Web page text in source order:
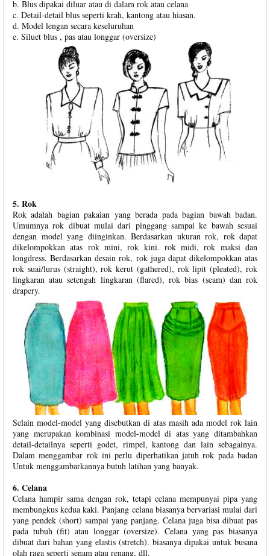
b. Blus dipakai diluar atau di dalam rok atau celana
c. Detail-detail blus seperti krah, kantong atau hiasan.
d. Model lengan secara keseluruhan
e. Siluet blus , pas atau longgar (oversize)
5. Rok
Rok adalah bagian pakaian yang berada pada bagian bawah badan.
Umumnya rok dibuat mulai dari pinggang sampai ke bawah sesuai
dengan model yang diinginkan. Berdasarkan ukuran rok, rok dapat
dikelompokkan atas rok mini, rok kini. rok midi, rok maksi dan
longdress. Berdasarkan desain rok, rok juga dapat dikelompokkan atas
rok suai/lurus (straight), rok kerut (gathered), rok lipit (pleated), rok
lingkaran atau setengah lingkaran (flared), rok bias (seam) dan rok
drapery.
Selain model-model yang disebutkan di atas masih ada model rok lain
yang merupakan kombinasi model-model di atas yang ditambahkan
detail-detailnya seperti godet, rimpel, kantong dan lain sebagainya.
Dalam menggambar rok ini perlu diperhatikan jatuh rok pada badan
Untuk menggambarkannya butuh latihan yang banyak.
6. Celana
Celana hampir sama dengan rok, tetapi celana mempunyai pipa yang
membungkus kedua kaki. Panjang celana biasanya bervariasi mulai dari
yang pendek (short) sampai yang panjang. Celana juga bisa dibuat pas
pada tubuh (fit) atau longgar (oversize). Celana yang pas biasanya
dibuat dari bahan yang elastis (stretch). biasanya dipakai untuk busana
olah raga seperti senam atau renang, dll.